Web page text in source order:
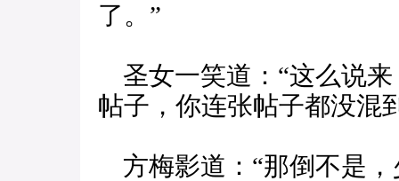
了。”
圣女一笑道：“这么说
帖子，你连张帖子都没混
方梅影道：“那倒不是